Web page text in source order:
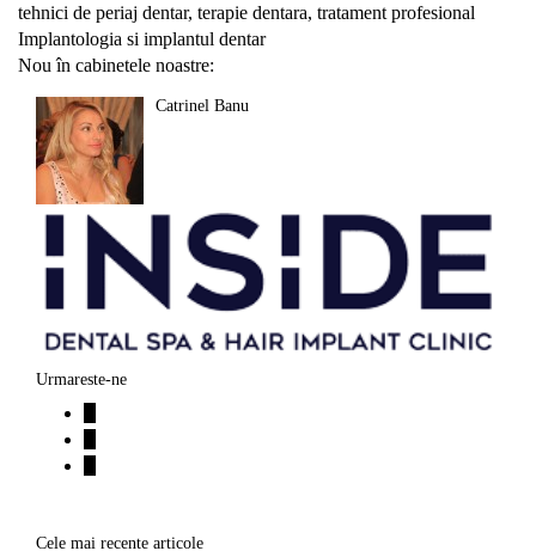
tehnici de periaj dentar, terapie dentara, tratament profesional
Navigare
în
articole
Implantologia si implantul dentar
Nou în cabinetele noastre:
Catrinel Banu
Urmareste-ne
Cele mai recente articole